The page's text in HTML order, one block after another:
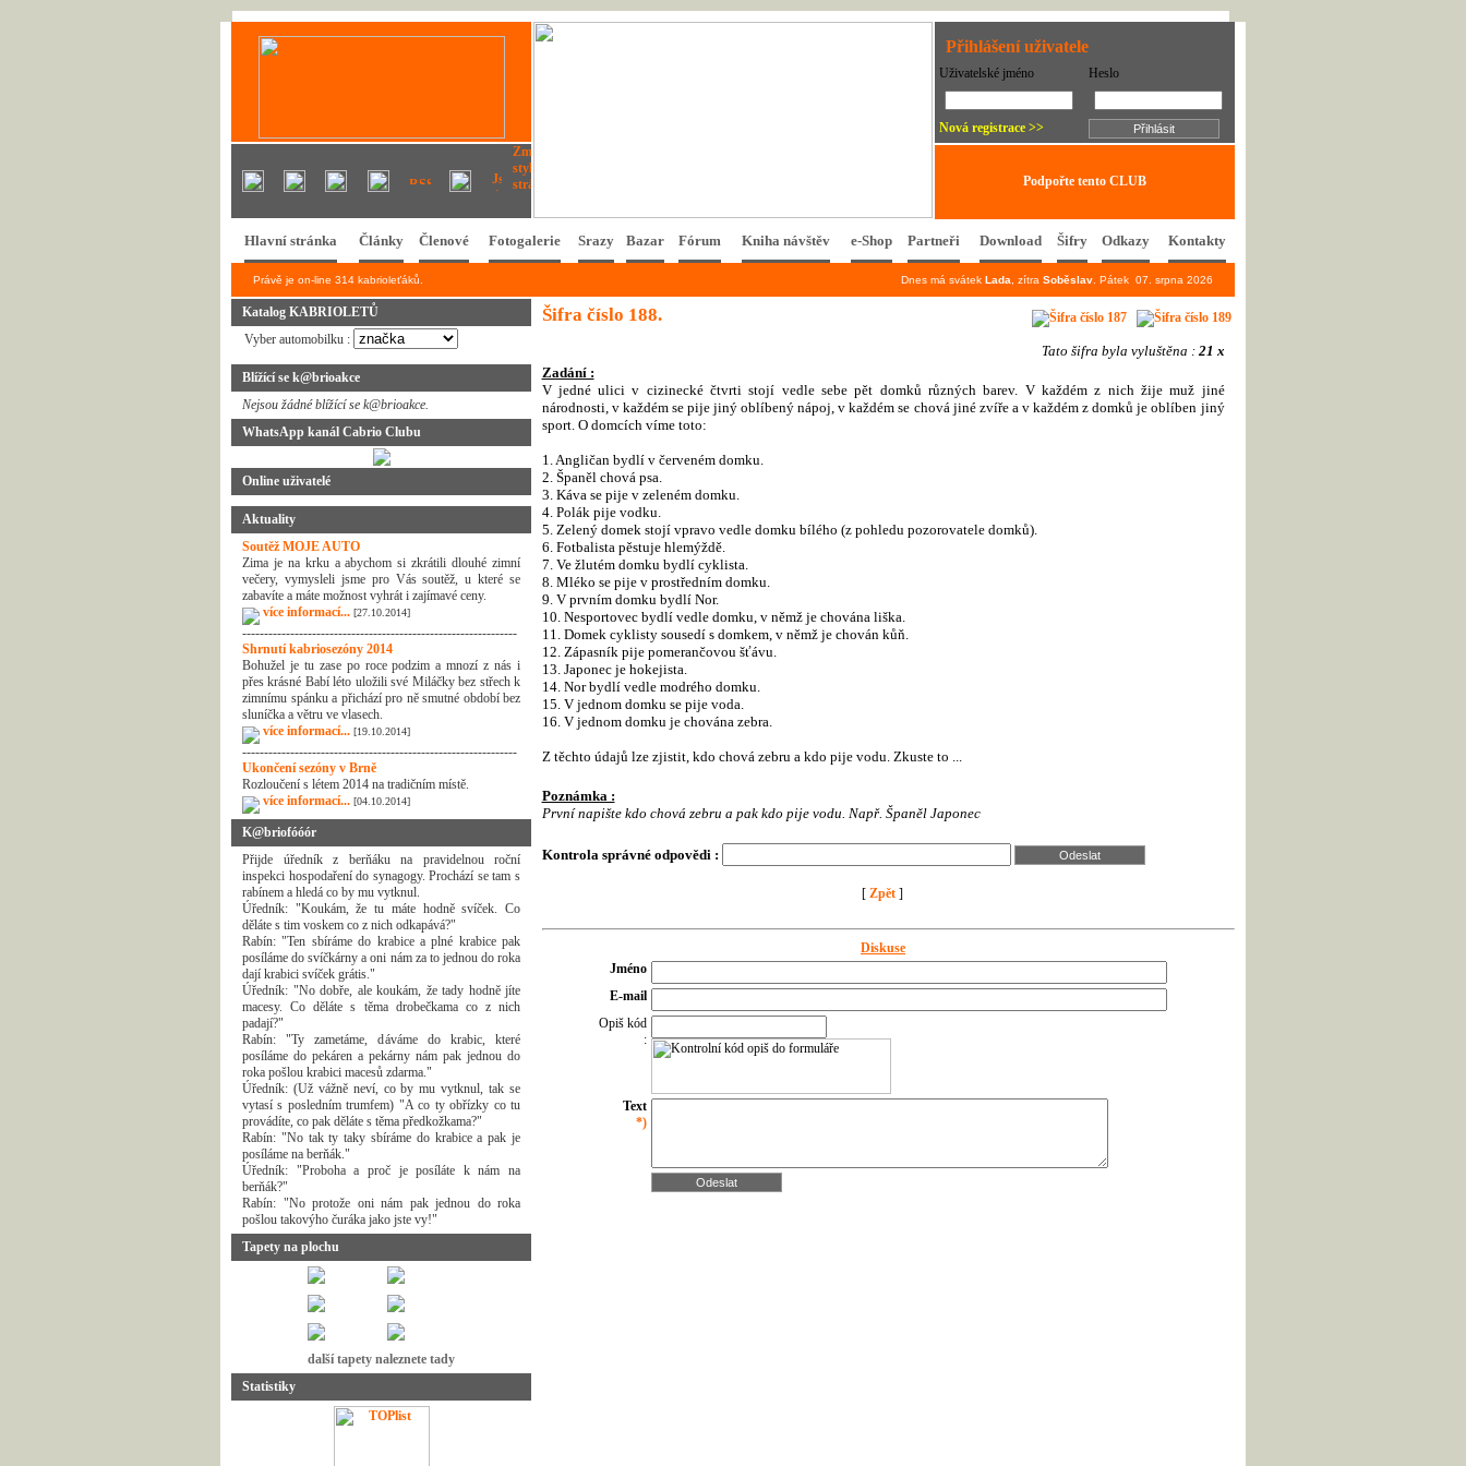
Přihlášení uživatele
Uživatelské jméno Heslo
Nová registrace >>
Podpořte tento CLUB
Hlavní stránka Články Členové Fotogalerie Srazy Bazar Fórum Kniha návštěv e-Shop Partneři Download Šifry Odkazy Kontakty
Právě je on-line 314 kabrioleťáků. Dnes má svátek Lada , zítra Soběslav . Pátek 07. srpna 2026
Katalog KABRIOLETŮ
Vyber automobilku :
Blížící se k@brioakce
Nejsou žádné blížící se k@brioakce.
WhatsApp kanál Cabrio Clubu
Online uživatelé
Aktuality
Soutěž MOJE AUTO
Zima je na krku a abychom si zkrátili dlouhé zimní
večery, vymysleli jsme pro Vás soutěž, u které se
zabavíte a máte možnost vyhrát i zajímavé ceny.
více informací... [27.10.2014]
---------------------------------------------------------------
Shrnutí kabriosezóny 2014
Bohužel je tu zase po roce podzim a mnozí z nás i
přes krásné Babí léto uložili své Miláčky bez střech k
zimnímu spánku a přichází pro ně smutné období bez
sluníčka a větru ve vlasech.
více informací... [19.10.2014]
---------------------------------------------------------------
Ukončení sezóny v Brně
Rozloučení s létem 2014 na tradičním místě.
více informací... [04.10.2014]
K@briofóóór
Přijde úředník z berňáku na pravidelnou roční
inspekci hospodaření do synagogy. Prochází se tam s
rabínem a hledá co by mu vytknul.
Úředník: "Koukám, že tu máte hodně svíček. Co
děláte s tim voskem co z nich odkapává?"
Rabín: "Ten sbíráme do krabice a plné krabice pak
posíláme do svíčkárny a oni nám za to jednou do roka
dají krabici svíček grátis."
Úředník: "No dobře, ale koukám, že tady hodně jíte
macesy. Co děláte s těma drobečkama co z nich
padají?"
Rabín: "Ty zametáme, dáváme do krabic, které
posíláme do pekáren a pekárny nám pak jednou do
roka pošlou krabici macesů zdarma."
Úředník: (Už vážně neví, co by mu vytknul, tak se
vytasí s posledním trumfem) "A co ty obřízky co tu
provádíte, co pak děláte s těma předkožkama?"
Rabín: "No tak ty taky sbíráme do krabice a pak je
posíláme na berňák."
Úředník: "Proboha a proč je posíláte k nám na
berňák?"
Rabín: "No protože oni nám pak jednou do roka
pošlou takovýho čuráka jako jste vy!"
Tapety na plochu
další tapety naleznete tady
Statistiky
Šifra číslo 188.
Tato šifra byla vyluštěna : 21 x
Zadání :
V jedné ulici v cizinecké čtvrti stojí vedle sebe pět domků různých barev. V každém z nich žije muž jiné
národnosti, v každém se pije jiný oblíbený nápoj, v každém se chová jiné zvíře a v každém z domků je oblíben jiný
sport. O domcích víme toto:
1. Angličan bydlí v červeném domku.
2. Španěl chová psa.
3. Káva se pije v zeleném domku.
4. Polák pije vodku.
5. Zelený domek stojí vpravo vedle domku bílého (z pohledu pozorovatele domků).
6. Fotbalista pěstuje hlemýždě.
7. Ve žlutém domku bydlí cyklista.
8. Mléko se pije v prostředním domku.
9. V prvním domku bydlí Nor.
10. Nesportovec bydlí vedle domku, v němž je chována liška.
11. Domek cyklisty sousedí s domkem, v němž je chován kůň.
12. Zápasník pije pomerančovou šťávu.
13. Japonec je hokejista.
14. Nor bydlí vedle modrého domku.
15. V jednom domku se pije voda.
16. V jednom domku je chována zebra.
Z těchto údajů lze zjistit, kdo chová zebru a kdo pije vodu. Zkuste to ...
Poznámka :
První napište kdo chová zebru a pak kdo pije vodu. Např. Španěl Japonec
Kontrola správné odpovědi :
[ Zpět ]
Diskuse
Jméno
E-mail
Opiš kód
:
Text
*)